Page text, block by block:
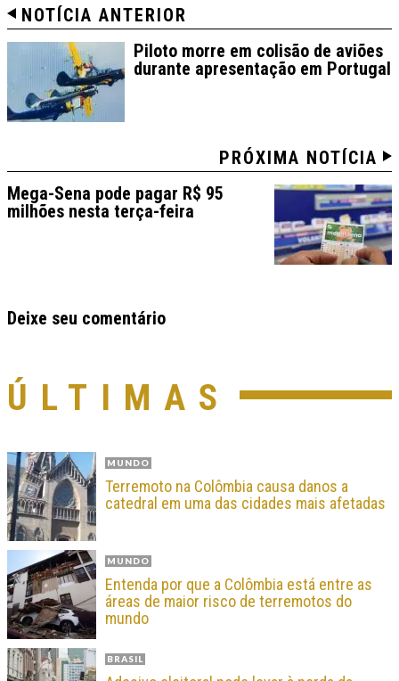
NOTÍCIA ANTERIOR
Piloto morre em colisão de aviões
durante apresentação em Portugal
PRÓXIMA NOTÍCIA
Mega-Sena pode pagar R$ 95
milhões nesta terça-feira
Deixe seu comentário
ÚLTIMAS
MUNDO
Terremoto na Colômbia causa danos a
catedral em uma das cidades mais afetadas
MUNDO
Entenda por que a Colômbia está entre as
áreas de maior risco de terremotos do
mundo
BRASIL